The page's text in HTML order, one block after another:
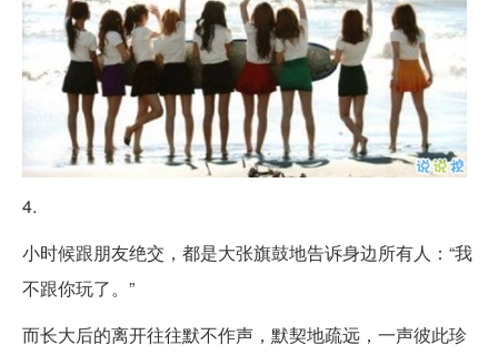
4.
小时候跟朋友绝交，都是大张旗鼓地告诉身边所有人：“我
不跟你玩了。”
而长大后的离开往往默不作声，默契地疏远，一声彼此珍